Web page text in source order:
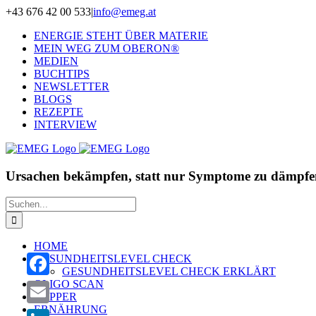
Zum
springen
+43 676 42 00 533|info@emeg.at
ENERGIE STEHT ÜBER MATERIE
MEIN WEG ZUM OBERON®
MEDIEN
BUCHTIPS
NEWSLETTER
BLOGS
REZEPTE
INTERVIEW
Ursachen bekämpfen, statt nur Symptome zu
Suche
nach:
HOME
GESUNDHEITSLEVEL CHECK
GESUNDHEITSLEVEL CHECK ERKLÄRT
OLIGO SCAN
ZAPPER
ERNÄHRUNG
Facebook